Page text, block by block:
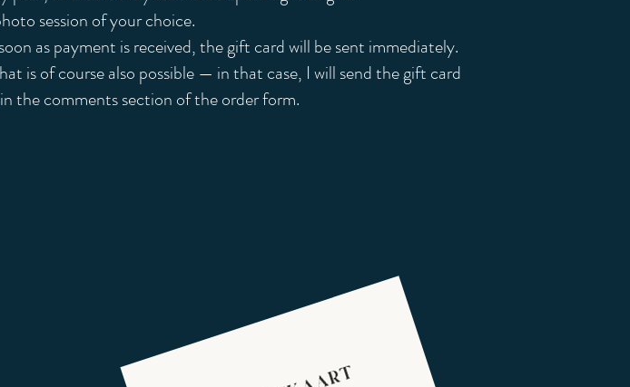
session of your choice.
as payment is received, the gift card will be sent immediately.
is of course also possible — in that case, I will send the gift card
the comments section of the order form.